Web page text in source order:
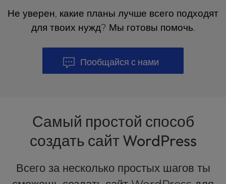
Не уверен, какие планы лучше всего подходят
для твоих нужд? Мы готовы помочь.
Пообщайся с нами
Самый простой способ
создать сайт WordPress
Всего за несколько простых шагов ты